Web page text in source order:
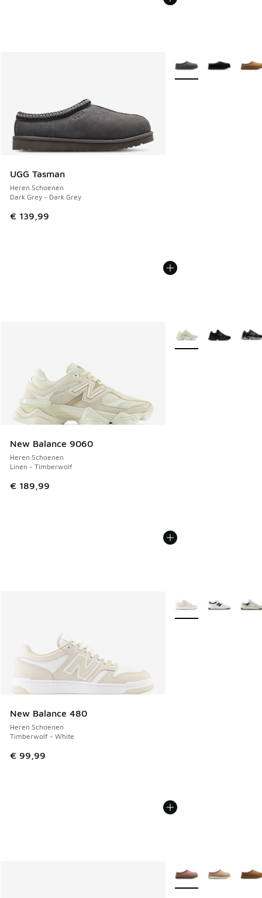
UGG Tasman
Heren Schoenen
Dark Grey - Dark Grey
€ 139,99
Meer kleuren
New Balance 9060
Heren Schoenen
Linen - Timberwolf
€ 189,99
Meer kleuren
New Balance 480
Heren Schoenen
Timberwolf - White
€ 99,99
Meer kleuren
Meer kleuren